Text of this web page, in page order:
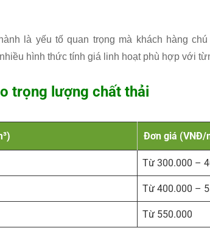
là yếu tố quan trọng mà khách hàng
hình thức tính giá linh hoạt phù hợp với
trọng lượng chất thải
Đơn giá (VNĐ/
Từ 300.000 –
Từ 400.000 –
Từ 550.000